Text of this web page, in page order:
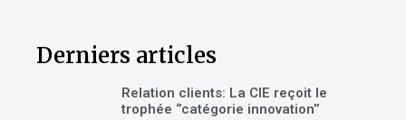
Derniers articles
Relation clients: La CIE reçoit le
trophée ‘’catégorie innovation’’